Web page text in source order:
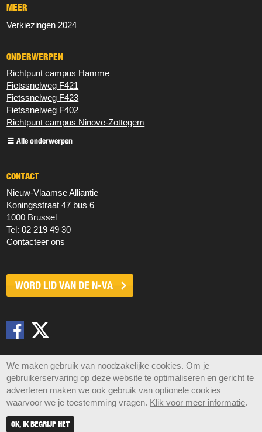
MEER
Verkiezingen 2024
ONDERWERPEN
Richtpunt campus Hamme
Fietssnelweg F421
Fietssnelweg F423
Fietssnelweg F402
Richtpunt campus Ninove-Zottegem
Alle onderwerpen
CONTACT
Nieuw‐Vlaamse Alliantie
Koningsstraat 47 bus 6
1000 Brussel
Tel: 02 219 49 30
Contacteer ons
WORD LID VAN DE N-VA
Disclaimer Privacy Cookies Sitemap
© 2026 N-VA,
Koningsstraat 47 bus 6, 1000 Brussel •
• +32 2 219 49 30
OK, IK BEGRIJP HET
We maken gebruik van noodzakelijke cookies. Om je
gebruikerservaring op deze website te optimaliseren en gericht te
adverteren maken we ook gebruik van optionele cookies
waarvoor we je toestemming vragen. Klik voor meer informatie.